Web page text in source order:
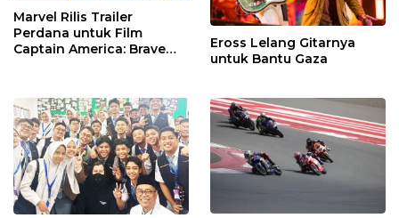
Marvel Rilis Trailer
Perdana untuk Film
Captain America: Brave
Eross Lelang Gitarnya
untuk Bantu Gaza